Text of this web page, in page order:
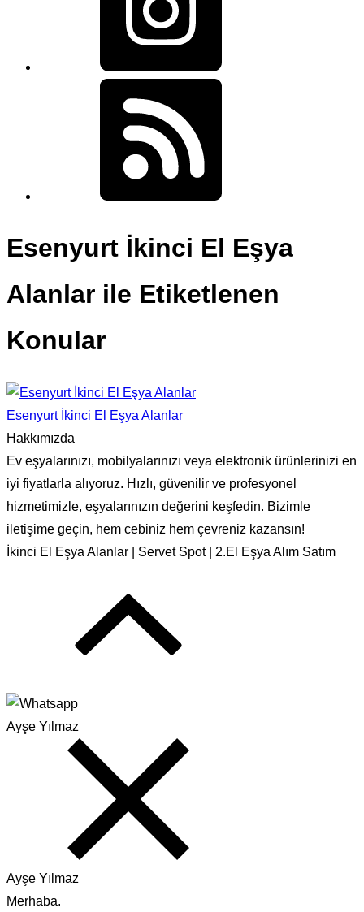
Esenyurt İkinci El Eşya
Alanlar ile Etiketlenen
Konular
Esenyurt İkinci El Eşya Alanlar
Hakkımızda
Ev eşyalarınızı, mobilyalarınızı veya elektronik ürünlerinizi en
iyi fiyatlarla alıyoruz. Hızlı, güvenilir ve profesyonel
hizmetimizle, eşyalarınızın değerini keşfedin. Bizimle
iletişime geçin, hem cebiniz hem çevreniz kazansın!
İkinci El Eşya Alanlar | Servet Spot | 2.El Eşya Alım Satım
Ayşe Yılmaz
Ayşe Yılmaz
Merhaba.